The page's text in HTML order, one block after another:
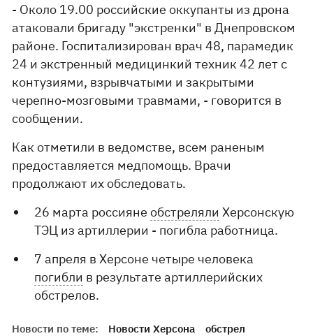
- Около 19.00 российские оккупанты из дрона
атаковали бригаду "экстренки" в Днепровском
районе. Госпитализирован врач 48, парамедик
24 и экстренный медицинкий техник 42 лет с
контузиями, взрывчатыми и закрытыми
черепно-мозговыми травмами, - говорится в
сообщении.
Как отметили в ведомстве, всем раненым
предоставляется медпомощь. Врачи
продолжают их обследовать.
26 марта россиянеобстреляли Херсонскую
ТЭЦ из артиллерии - погибла работница.
7 апреля в Херсоне четыре человека
погибли в результате артиллерийских
обстрелов.
Новости по теме: Новости Херсона
обстрел